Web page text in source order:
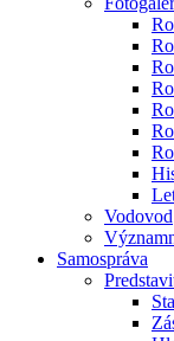
Vodovod
Samospráva